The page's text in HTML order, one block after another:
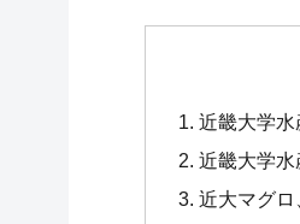
近畿大学
近畿大学
近大マグ